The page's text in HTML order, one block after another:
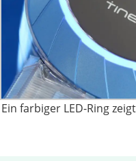
Ein farbiger LED-Ring